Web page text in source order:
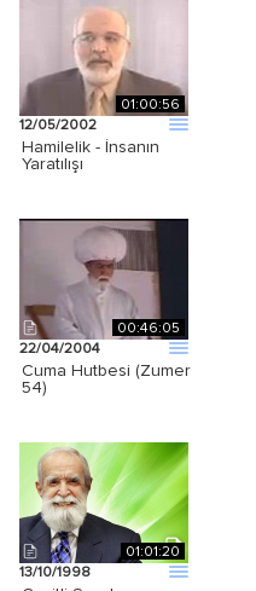
01:00:56
12/05/2002
Hamilelik - İnsanın
Yaratılışı
00:46:05
22/04/2004
Cuma Hutbesi (Zumer
54)
01:01:20
13/10/1998